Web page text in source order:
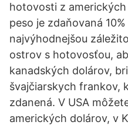
hotovosti z
peso je zdaňovaná
najvýhodnejšou
ostrov s hotovosťou,
kanadských dolárov,
švajčiarskych frankov,
zdanená. V USA
amerických dolárov, v